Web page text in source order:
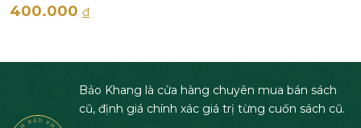
400.000 đ
Bảo Khang là cửa hàng chuyên mua bán sách
cũ, định giá chính xác giá trị từng cuốn sách cũ.